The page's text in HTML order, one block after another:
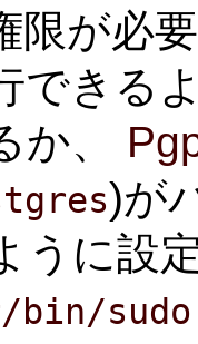
限が必
できる
か、
)が
うに設
bin/